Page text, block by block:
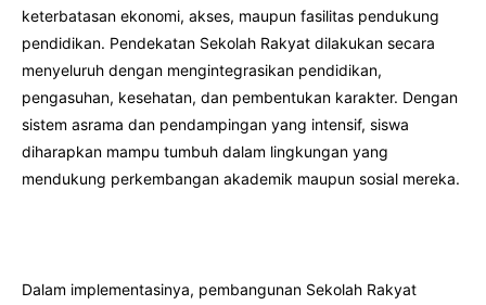
keterbatasan ekonomi, akses, maupun fasilitas pendukung
pendidikan. Pendekatan Sekolah Rakyat dilakukan secara
menyeluruh dengan mengintegrasikan pendidikan,
pengasuhan, kesehatan, dan pembentukan karakter. Dengan
sistem asrama dan pendampingan yang intensif, siswa
diharapkan mampu tumbuh dalam lingkungan yang
mendukung perkembangan akademik maupun sosial mereka.
Dalam implementasinya, pembangunan Sekolah Rakyat